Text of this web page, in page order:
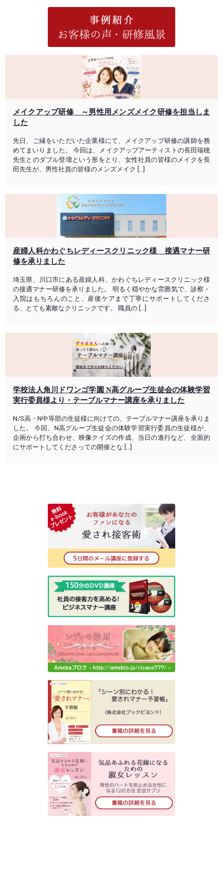
メイクアップ研修 ～男性用メンズメイク研修を担当しま
した
先日、ご縁をいただいた企業様にて、メイクアップ研修の講師を務
めてまいりました。 今回は、メイクアップアーティストの長田瑞穂
先生とのダブル登壇という形をとり、女性社員の皆様のメイクを長
田先生が、男性社員の皆様のメンズメイク […]
産婦人科かわぐちレディースクリニック様 接遇マナー研
修を承りました
埼玉県、川口市にある産婦人科、かわぐちレディースクリニック様
の接遇マナー研修を承りました。 明るく穏やかな雰囲気で、診察・
入院はもちろんのこと、産後ケアまで丁寧にサポートしてくださ
る、とても素敵なクリニックです。 職員の […]
学校法人角川ドワンゴ学園 N高グループ生徒会の体験学習
実行委員様より・テーブルマナー講座を承りました
N/S高・N中等部の生徒様に向けての、テーブルマナー講座を承りま
した。 今回、N高グループ生徒会の体験学習実行委員の生徒様が、
企画から打ち合わせ、映像クイズの作成、当日の進行など、全面的
にサポートしてくださっての開催とな […]